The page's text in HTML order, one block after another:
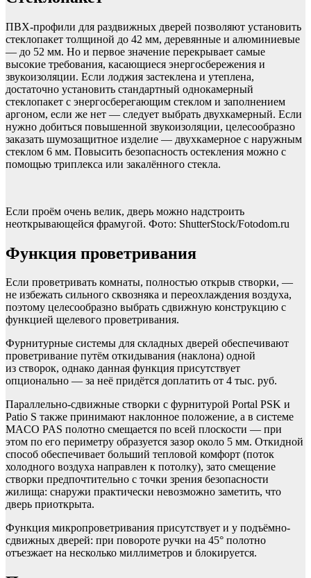
ПВХ-профили для раздвижных дверей позволяют установить
стеклопакет толщиной до 42 мм, деревянные и алюминиевые
— до 52 мм. Но и первое значение перекрывает самые
высокие требования, касающиеся энергосбережения и
звукоизоляции. Если лоджия застеклена и утеплена,
достаточно установить стандартный однокамерный
стеклопакет с энергосберегающим стеклом и заполнением
аргоном, если же нет — следует выбрать двухкамерный. Если
нужно добиться повышенной звуко­изоляции, целесообразно
заказать шумозащитное изделие — двухкамерное с наружным
стеклом 6 мм. Повысить безопасность остекления можно с
помощью триплекса или закалённого стекла.
Если проём очень велик, дверь можно надстроить
неоткрывающейся фрамугой. Фото: ShutterStock/Fotodom.ru
Функция проветривания
Если проветривать комнаты, полностью открыв створки, —
не избежать сильного сквозняка и переохлаждения воздуха,
поэтому целесообразно выбрать сдвижную конструкцию с
функцией щелевого проветривания.
Фурнитурные системы для складных дверей обеспечивают
проветривание путём откидывания (наклона) одной
из створок, однако данная функция присутствует
опционально — за неё придётся доплатить от 4 тыс. руб.
Параллельно-сдвижные створки с фурнитурой Portal PSK и
Patio S также принимают наклонное положение, а в системе
MACO PAS полотно смещается по всей плоскости — при
этом по его периметру образуется зазор около 5 мм. Откидной
способ обеспечивает больший тепловой комфорт (поток
холодного воздуха направлен к потолку), зато смещение
створки предпочтительно с точки зрения безопасности
жилища: снаружи практически невозможно заметить, что
дверь приоткрыта.
Функция микропроветривания присутствует и у подъёмно-
сдвижных дверей: при повороте ручки на 45° полотно
отъезжает на несколько миллиметров и блокируется.